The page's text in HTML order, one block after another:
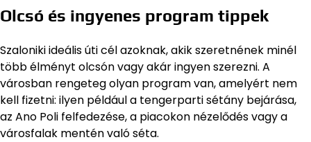
Olcsó és ingyenes program tippek
Szaloniki ideális úti cél azoknak, akik szeretnének minél
több élményt olcsón vagy akár ingyen szerezni. A
városban rengeteg olyan program van, amelyért nem
kell fizetni: ilyen például a tengerparti sétány bejárása,
az Ano Poli felfedezése, a piacokon nézelődés vagy a
városfalak mentén való séta.